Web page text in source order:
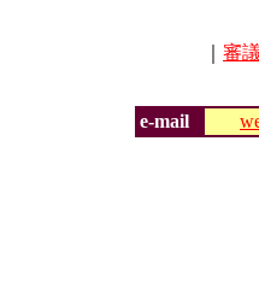
審
e-mail